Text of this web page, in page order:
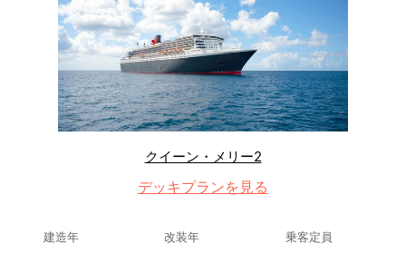
クイーン・メリー2
デッキプランを見る
建造年 改装年 乗客定員